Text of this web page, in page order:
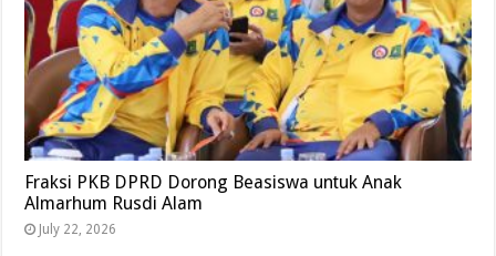
Fraksi PKB DPRD Dorong Beasiswa untuk Anak
Almarhum Rusdi Alam
July 22, 2026